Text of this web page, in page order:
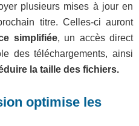
plusieurs mises à jour en
titre. Celles-ci auront
simplifiée, un accès direct
des téléchargements, ainsi
la taille des fichiers.
optimise les